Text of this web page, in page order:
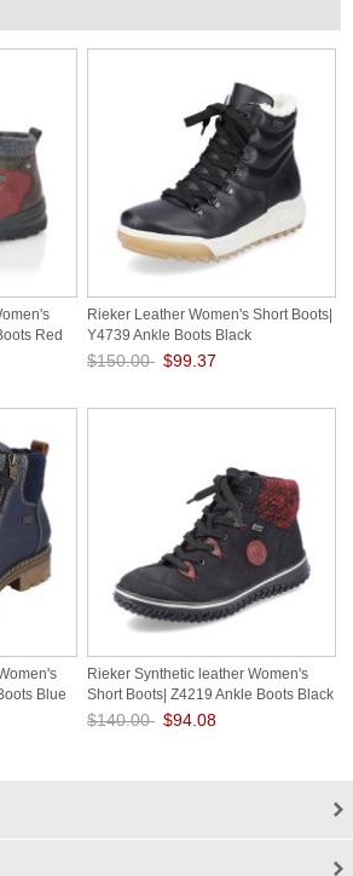
Red
Rieker Leather Women's Short Boots|
Y4739 Ankle Boots Black
$150.00 $99.37
Blue
Rieker Synthetic leather Women's
Short Boots| Z4219 Ankle Boots Black
Combination
$140.00 $94.08